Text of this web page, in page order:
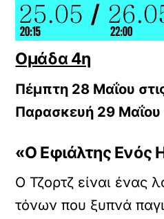
Ομάδα 4η
Πέμπτη 28 Μαΐου
Παρασκευή 29 Μαΐου
«Ο Εφιάλτης Ενός
Ο Τζορτζ είναι ένας
τόνων που ξυπνά